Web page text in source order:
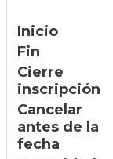
Inicio
Fin
Cierre
inscripción
Cancelar
antes de la
fecha